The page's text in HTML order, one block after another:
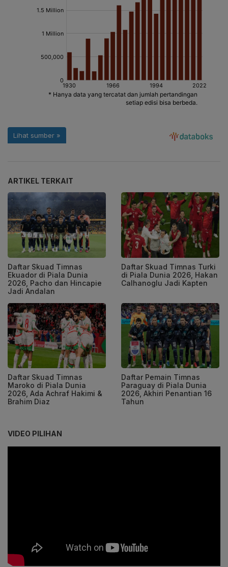
ARTIKEL TERKAIT
Daftar Skuad Timnas
Ekuador di Piala Dunia
2026, Pacho dan Hincapie
Jadi Andalan
Daftar Skuad Timnas Turki
di Piala Dunia 2026, Hakan
Calhanoglu Jadi Kapten
Daftar Skuad Timnas
Maroko di Piala Dunia
2026, Ada Achraf Hakimi &
Brahim Diaz
Daftar Pemain Timnas
Paraguay di Piala Dunia
2026, Akhiri Penantian 16
Tahun
VIDEO PILIHAN